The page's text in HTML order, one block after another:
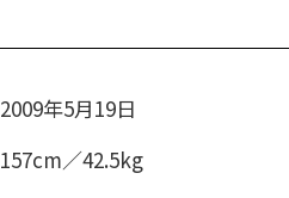
2009年5月19日
157cm／42.5kg